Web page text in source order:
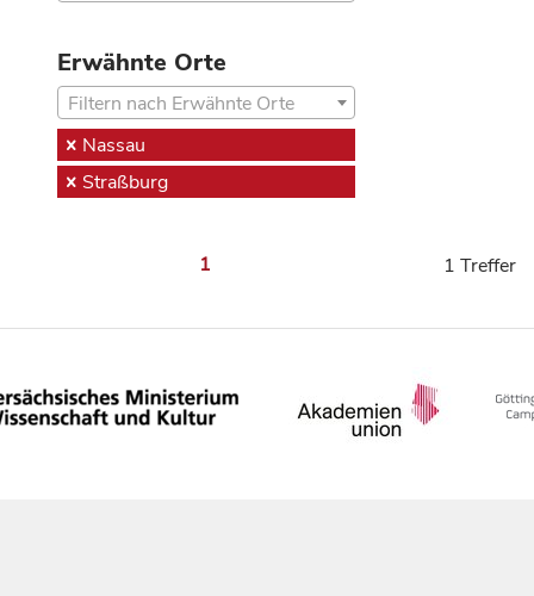
Erwähnte Orte
Filtern nach Erwähnte Orte
Nassau
Straßburg
1 1 Treffer